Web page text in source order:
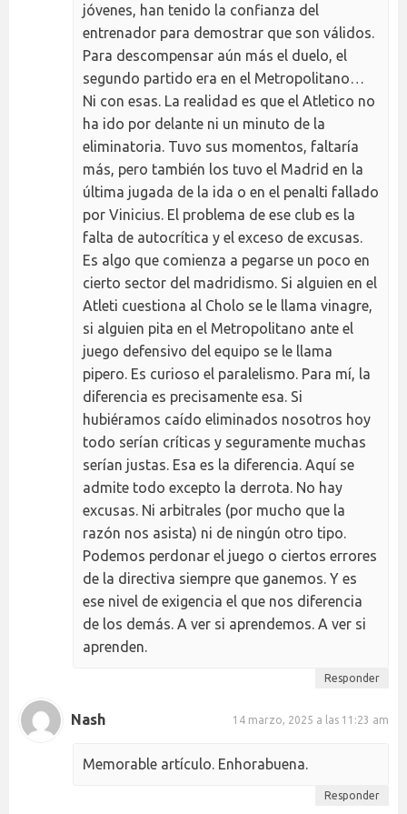
jóvenes, han tenido la confianza del
entrenador para demostrar que son válidos.
Para descompensar aún más el duelo, el
segundo partido era en el Metropolitano…
Ni con esas. La realidad es que el Atletico no
ha ido por delante ni un minuto de la
eliminatoria. Tuvo sus momentos, faltaría
más, pero también los tuvo el Madrid en la
última jugada de la ida o en el penalti fallado
por Vinicius. El problema de ese club es la
falta de autocrítica y el exceso de excusas.
Es algo que comienza a pegarse un poco en
cierto sector del madridismo. Si alguien en el
Atleti cuestiona al Cholo se le llama vinagre,
si alguien pita en el Metropolitano ante el
juego defensivo del equipo se le llama
pipero. Es curioso el paralelismo. Para mí, la
diferencia es precisamente esa. Si
hubiéramos caído eliminados nosotros hoy
todo serían críticas y seguramente muchas
serían justas. Esa es la diferencia. Aquí se
admite todo excepto la derrota. No hay
excusas. Ni arbitrales (por mucho que la
razón nos asista) ni de ningún otro tipo.
Podemos perdonar el juego o ciertos errores
de la directiva siempre que ganemos. Y es
ese nivel de exigencia el que nos diferencia
de los demás. A ver si aprendemos. A ver si
aprenden.
Responder
Nash 14 marzo, 2025 a las 11:23 am
Memorable artículo. Enhorabuena.
Responder